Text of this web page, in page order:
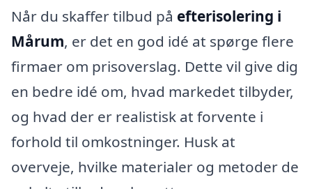
Når du skaffer tilbud på efterisolering i
Mårum, er det en god idé at spørge flere
firmaer om prisoverslag. Dette vil give dig
en bedre idé om, hvad markedet tilbyder,
og hvad der er realistisk at forvente i
forhold til omkostninger. Husk at
overveje, hvilke materialer og metoder de